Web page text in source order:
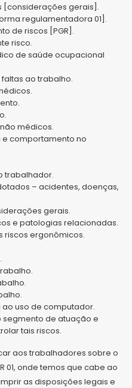
[considerações gerais].
regulamentadora 01].
de riscos [PGR].
risco.
de saúde ocupacional
ao trabalho.
médicos.
e comportamento no
trabalhador.
– acidentes, doenças,
gerais.
e patologias relacionadas.
riscos ergonômicos.
uso de computador.
segmento de atuação e
tais riscos.
aos trabalhadores sobre o
01, onde temos que cabe ao
as disposições legais e